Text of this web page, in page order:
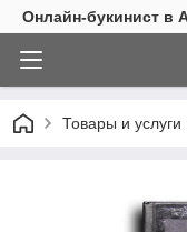
Онлайн-букинист в
Товары и услуги